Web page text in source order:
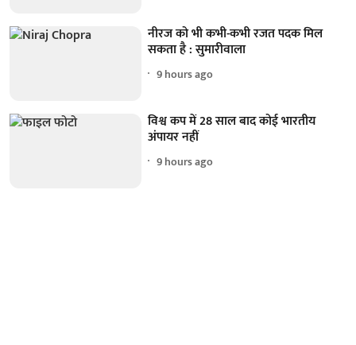
नीरज को भी कभी-कभी रजत पदक मिल
सकता है : सुमारीवाला
9 hours ago
विश्व कप में 28 साल बाद कोई भारतीय
अंपायर नहीं
9 hours ago